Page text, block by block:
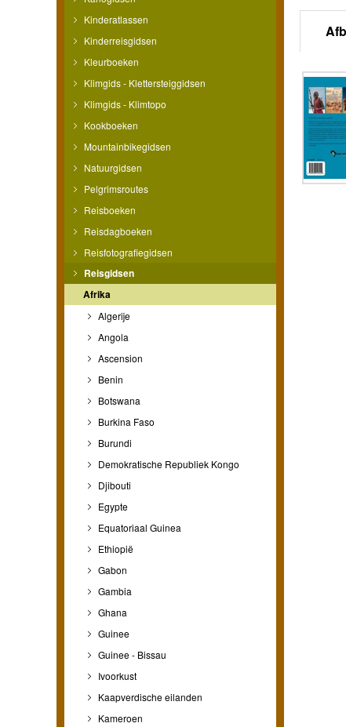
Kinderatlassen
Kinderreisgidsen
Kleurboeken
Klimgids - Klettersteiggidsen
Klimgids - Klimtopo
Kookboeken
Mountainbikegidsen
Natuurgidsen
Pelgrimsroutes
Reisboeken
Reisdagboeken
Reisfotografiegidsen
Reisgidsen
Afrika
Algerije
Angola
Ascension
Benin
Botswana
Burkina Faso
Burundi
Demokratische Republiek Kongo
Djibouti
Egypte
Equatoriaal Guinea
Ethiopië
Gabon
Gambia
Ghana
Guinee
Guinee - Bissau
Ivoorkust
Kaapverdische eilanden
Kameroen